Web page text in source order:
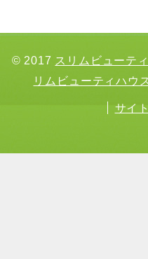
© 2017 スリムビューテ
リムビューティハウ
サイ